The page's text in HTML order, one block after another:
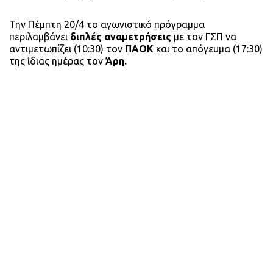
Την Πέμπτη 20/4 το αγωνιστικό πρόγραμμα
περιλαμβάνει διπλές αναμετρήσεις με τον ΓΣΠ να
αντιμετωπίζει (10:30) τον ΠΑΟΚ και το απόγευμα (17:30)
της ίδιας ημέρας τον Άρη.